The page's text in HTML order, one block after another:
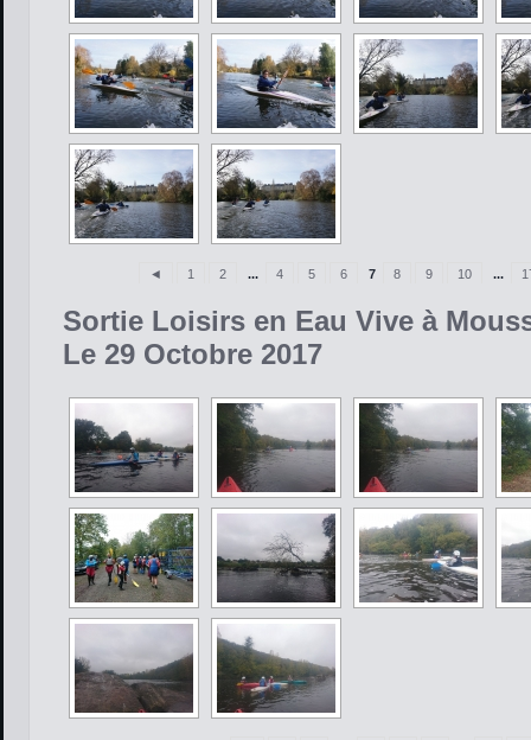
◄ 1 2 ... 4 5 6 7 8 9 10 ...
Sortie Loisirs en Eau Vive à
Le 29 Octobre 2017